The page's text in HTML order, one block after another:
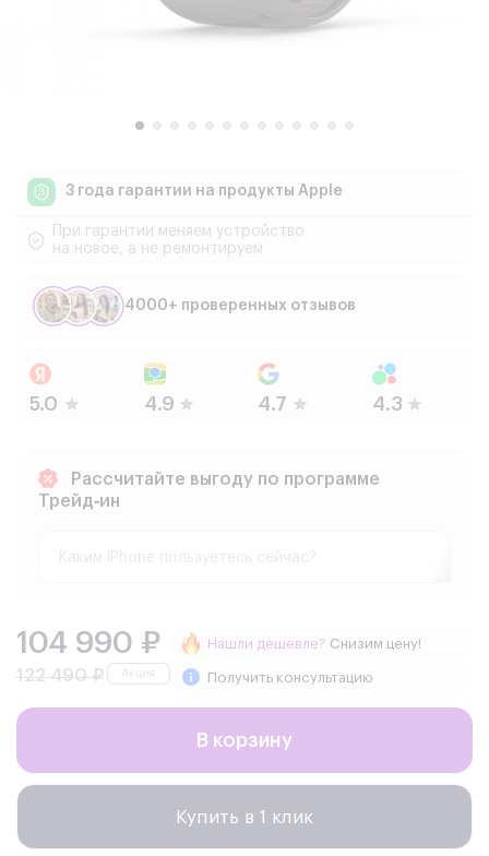
3 года гарантии на продукты Apple
При гарантии меняем устройство
на новое, а не ремонтируем
4000+ проверенных отзывов
Рассчитайте выгоду по программе
Трейд‑ин
104 990 ₽
122 490 ₽
Нашли дешевле? Снизим цену!
Получить консультацию
В корзину
Купить в 1 клик